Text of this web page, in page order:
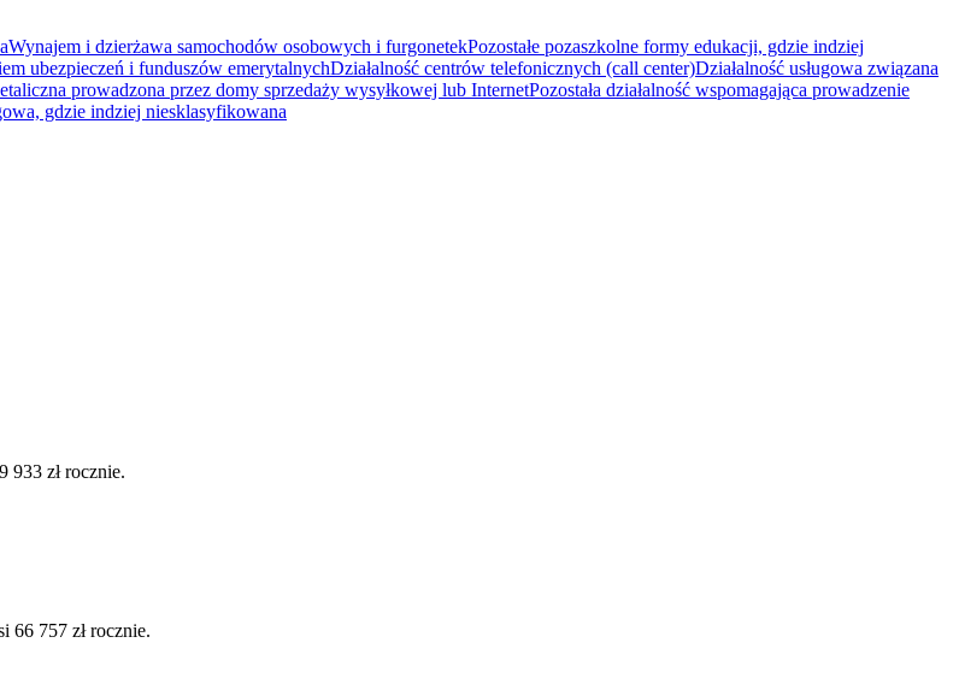
Wynajem i dzierżawa samochodów osobowych i furgonetekPozostałe pozaszkolne formy edukacji, gdzie indziej
ubezpieczeń i funduszów emerytalnychDziałalność centrów telefonicznych (call center)Działalność usługowa związana
prowadzona przez domy sprzedaży wysyłkowej lub InternetPozostała działalność wspomagająca prowadzenie
gdzie indziej niesklasyfikowana
933 zł rocznie.
66 757 zł rocznie.